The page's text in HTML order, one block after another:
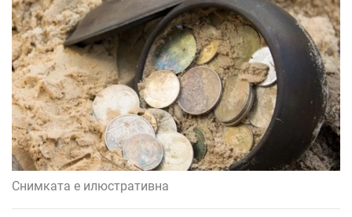
Снимката е илюстративна